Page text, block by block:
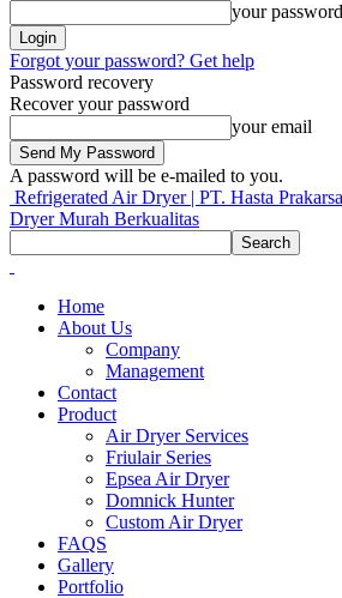
your password
Forgot your password? Get help
Password recovery
Recover your password
your email
A password will be e-mailed to you.
Refrigerated Air Dryer | PT. Hasta
Dryer Murah Berkualitas
Home
About Us
Company
Management
Contact
Product
Air Dryer Services
Friulair Series
Epsea Air Dryer
Domnick Hunter
Custom Air Dryer
FAQS
Gallery
Portfolio